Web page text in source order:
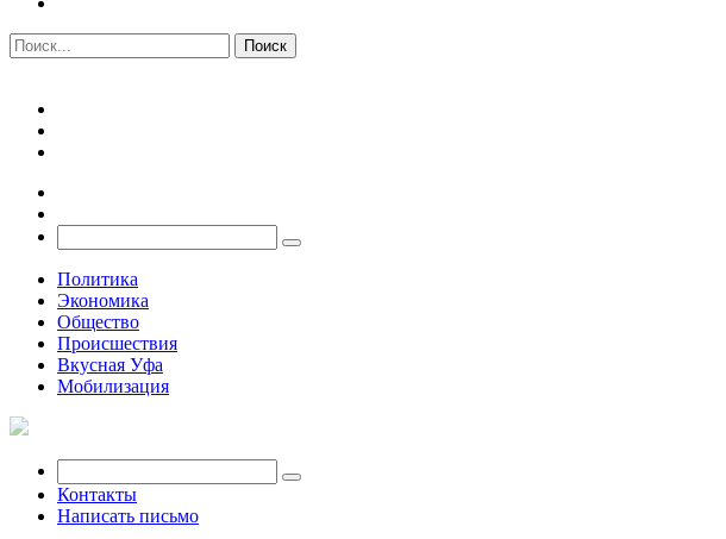
Политика
Экономика
Общество
Происшествия
Вкусная Уфа
Мобилизация
Контакты
Написать письмо